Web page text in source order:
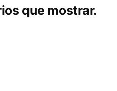
que mostrar.